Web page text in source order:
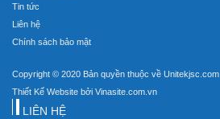
Tin tức
Liên hệ
Chính sách bảo mật
Copyright © 2020 Bản quyền thuộc về Unitekjsc.com
Thiết Kế Website bởi Vinasite.com.vn
LIÊN HỆ